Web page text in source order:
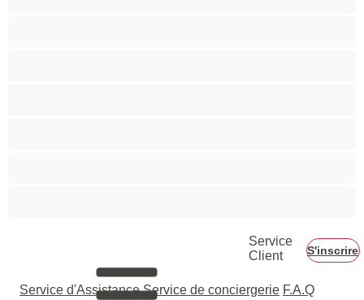
Service
Client
S'inscrire
Service d'Assistance Service de conciergerie F.A.Q